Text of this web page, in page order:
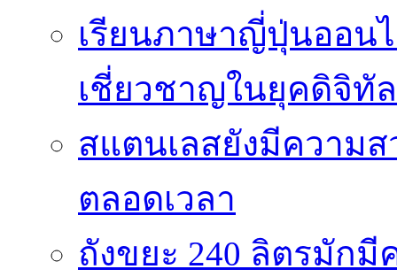
เรียนภาษาญี่ปุ่นออน
เชี่ยวชาญในยุคดิจิทัล
สแตนเลสยังมีความ
ตลอดเวลา
ถังขยะ 240 ลิตรมัก